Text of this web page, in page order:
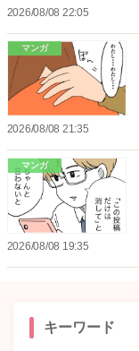
2026/08/08 22:05
マンガ
2026/08/08 21:35
マンガ
2026/08/08 19:35
キーワード